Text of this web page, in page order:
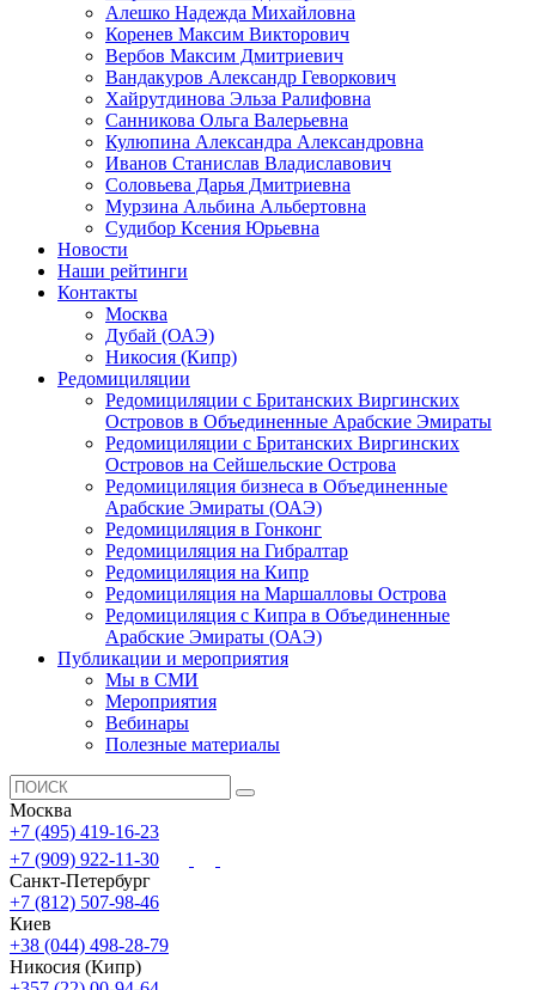
Алешко Надежда Михайловна
Коренев Максим Викторович
Вербов Максим Дмитриевич
Вандакуров Александр Геворкович
Хайрутдинова Эльза Ралифовна
Санникова Ольга Валерьевна
Кулюпина Александра Александровна
Иванов Станислав Владиславович
Соловьева Дарья Дмитриевна
Мурзина Альбина Альбертовна
Судибор Ксения Юрьевна
Новости
Наши рейтинги
Контакты
Москва
Дубай (ОАЭ)
Никосия (Кипр)
Редомициляции
Редомициляции с Британских Виргинских
Островов в Объединенные Арабские Эмираты
Редомициляции с Британских Виргинских
Островов на Сейшельские Острова
Редомициляция бизнеса в Объединенные
Арабские Эмираты (ОАЭ)
Редомициляция в Гонконг
Редомициляция на Гибралтар
Редомициляция на Кипр
Редомициляция на Маршалловы Острова
Редомициляция с Кипра в Объединенные
Арабские Эмираты (ОАЭ)
Публикации и мероприятия
Мы в СМИ
Мероприятия
Вебинары
Полезные материалы
Москва
+7 (495) 419-16-23
+7 (909) 922-11-30
Санкт-Петербург
+7 (812) 507-98-46
Киев
+38 (044) 498-28-79
Никосия (Кипр)